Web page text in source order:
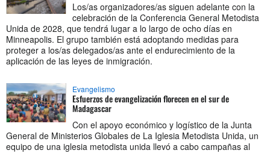
Los/as organizadores/as siguen adelante con la
celebración de la Conferencia General Metodista
Unida de 2028, que tendrá lugar a lo largo de ocho días en
Minneapolis. El grupo también está adoptando medidas para
proteger a los/as delegados/as ante el endurecimiento de la
aplicación de las leyes de inmigración.
Evangelismo
Esfuerzos de evangelización florecen en el sur de
Madagascar
Con el apoyo económico y logístico de la Junta
General de Ministerios Globales de La Iglesia Metodista Unida, un
equipo de una iglesia metodista unida llevó a cabo campañas al